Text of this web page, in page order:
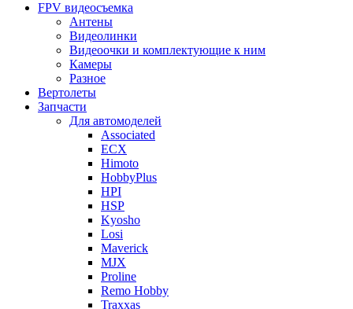
FPV видеосъемка
Антены
Видеолинки
Видеоочки и комплектующие к ним
Камеры
Разное
Вертолеты
Запчасти
Для автомоделей
Associated
ECX
Himoto
HobbyPlus
HPI
HSP
Kyosho
Losi
Maverick
MJX
Proline
Remo Hobby
Traxxas